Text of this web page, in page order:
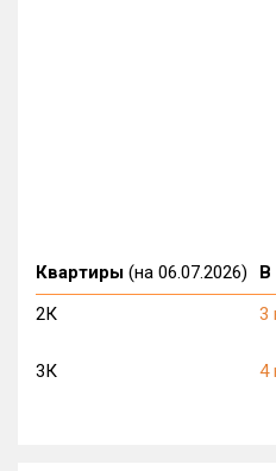
Квартиры (на 06.07.2026) В
2К
3
3К
4